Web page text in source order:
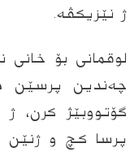
ژ نێزیکڤە.
لوقمانی بۆ خانی
چەندین پرسێن
گۆتووبێژ کرن، ژ
پرسا کچ و ژنێن